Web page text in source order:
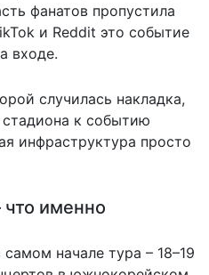
фанатов пропустила
и Reddit это событие
входе.
случилась накладка,
к событию
инфраструктура просто
именно
начале тура – 18–19